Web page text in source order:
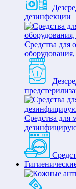
дезинфекции
Средства для
Средства